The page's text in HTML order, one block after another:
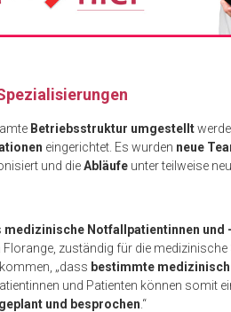
Betriebsstruktur umgestellt
eingerichtet. Es wurden neue
und dieAbläufe unter teilweise
medizinische Notfallpatientinnen und
Florange, zuständig für die medizinische
„dass bestimmte
und Patienten können somit
und besprochen .“